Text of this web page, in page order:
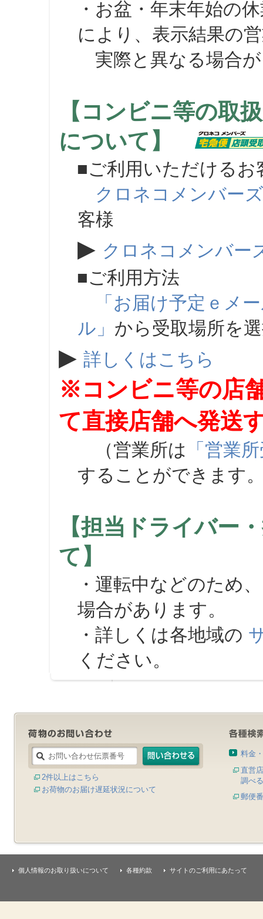
・お盆・年末年始の
により、表示結果の
実際と異なる場合が
【コンビニ等の取
について】
■ご利用いただけるお
クロネコメンバーズ
客様
▶ クロネコメンバー
■ご利用方法
「お届け予定ｅメ
ル」 から受取場所を
▶ 詳しくはこちら
※コンビニ等の店
て直接店舗へ発送
（営業所は 「営業
することができます
【担当ドライバー
て】
・運転中などのため
場合があります。
・詳しくは各地域の
ください。
2件以上はこちら
お荷物のお届け遅延状況について
料金
直営
調べる
郵便
個人情報のお取り扱いについて 各種約款 サイトのご利用にあたって